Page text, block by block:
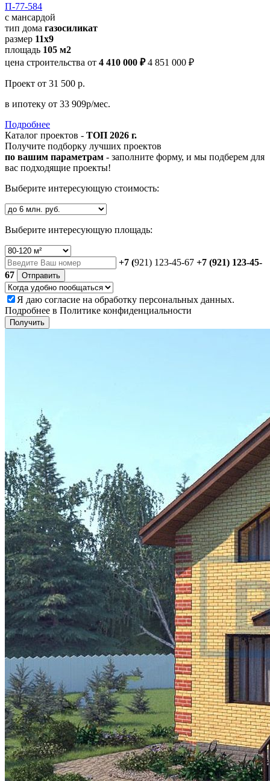
П-77-584
с мансардой
тип дома газосиликат
размер 11х9
площадь 105 м2
цена строительства от 4 410 000 ₽ 4 851 000 ₽
Проект от 31 500 р.
в ипотеку от 33 909р/мес.
Подробнее
Каталог проектов - ТОП 2026 г.
Получите подборку лучших проектов
по вашим параметрам - заполните форму, и мы подберем для
вас подходящие проекты!
Выберите интересующую стоимость:
Выберите интересующую площадь:
+7 (921) 123-45-67 +7 (921) 123-45-
67
Отправить
Я даю согласие на обработку персональных данных.
Подробнее в Политике конфиденциальности
Получить